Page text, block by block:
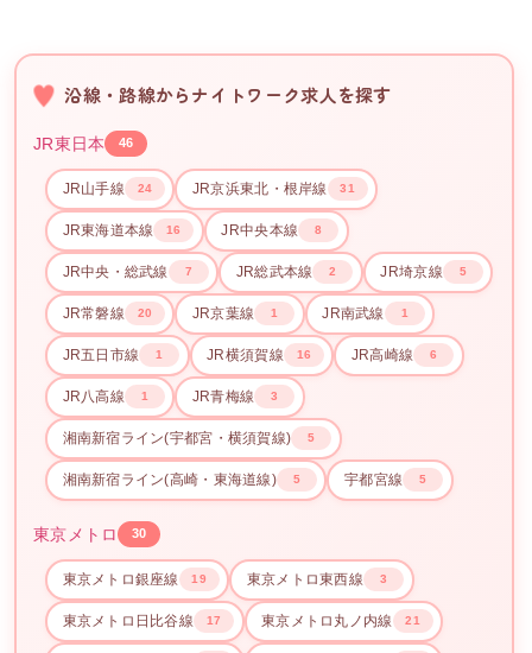
沿線・路線からナイトワーク求人を探す
JR東日本 46
JR山手線 24 JR京浜東北・根岸線 31
JR東海道本線 16 JR中央本線 8
JR中央・総武線 7 JR総武本線 2 JR埼京線 5
JR常磐線 20 JR京葉線 1 JR南武線 1
JR五日市線 1 JR横須賀線 16 JR高崎線 6
JR八高線 1 JR青梅線 3
湘南新宿ライン(宇都宮・横須賀線) 5
湘南新宿ライン(高崎・東海道線) 5 宇都宮線 5
東京メトロ 30
東京メトロ銀座線 19 東京メトロ東西線 3
東京メトロ日比谷線 17 東京メトロ丸ノ内線 21